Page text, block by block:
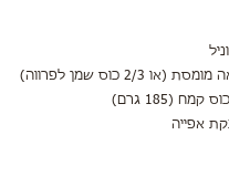
(185 גרם)
אפייה